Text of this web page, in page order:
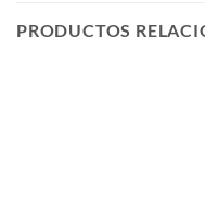
PRODUCTOS